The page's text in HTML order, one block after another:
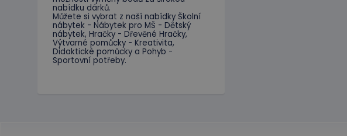
nabídku dárků.
Můžete si vybrat z naší nabídky Školní
nábytek - Nábytek pro MŠ - Dětský
nábytek, Hračky - Dřevěné Hračky,
Výtvarné pomůcky - Kreativita,
Didaktické pomůcky a Pohyb -
Sportovní potřeby.